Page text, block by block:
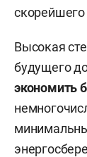
скорейшего
Высокая
будущего
экономить